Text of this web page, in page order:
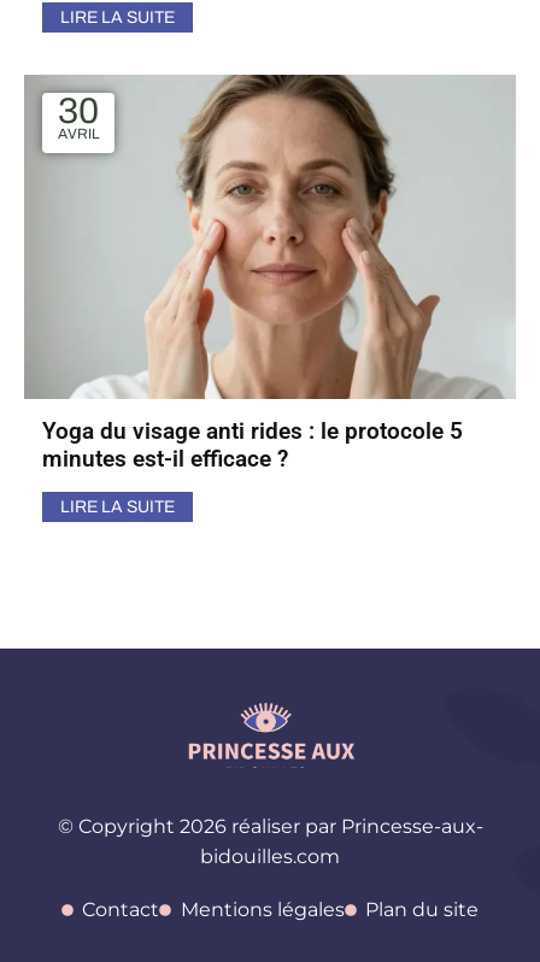
LIRE LA SUITE
30
AVRIL
Yoga du visage anti rides : le protocole 5
minutes est-il efficace ?
LIRE LA SUITE
© Copyright 2026 réaliser par Princesse-aux-
bidouilles.com
Contact Mentions légales Plan du site